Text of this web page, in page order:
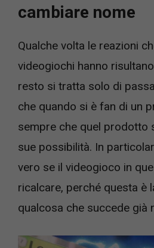
cambiare nome
Qualche volta le reazioni
videogiochi hanno
resto si tratta solo di
che quando si è fan di un
sempre che quel prodotto
sue possibilità. In
vero se il videogioco in
ricalcare, perché questa è
qualcosa che succede già